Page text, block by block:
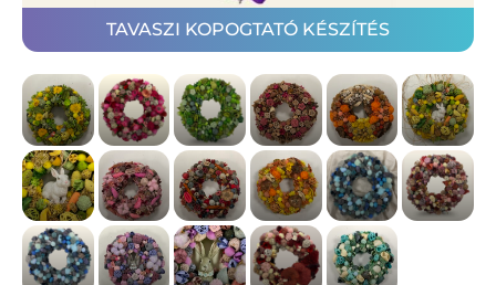
TAVASZI KOPOGTATÓ KÉSZÍTÉS